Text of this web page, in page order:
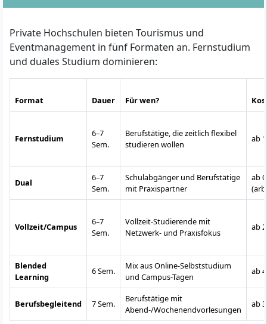
Private Hochschulen bieten Tourismus und
Eventmanagement in fünf Formaten an. Fernstudium
und duales Studium dominieren:
Format Dauer Für wen?
Fernstudium
6–7
Sem.
Berufstätige, die zeitlich flexibel
studieren wollen
ab
Dual
6–7
Sem.
Schulabgänger und Berufstätige
mit Praxispartner
ab
Vollzeit/Campus
6–7
Sem.
Vollzeit-Studierende mit
Netzwerk- und Praxisfokus
ab
Blended
Learning
6 Sem.
Mix aus Online-Selbststudium
und Campus-Tagen
ab
Berufsbegleitend 7 Sem.
Berufstätige mit
Abend-/Wochenendvorlesungen
ab